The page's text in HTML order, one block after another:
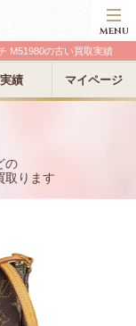
MENU
績 マイページ
M51980の古い買取実績
の
取ります